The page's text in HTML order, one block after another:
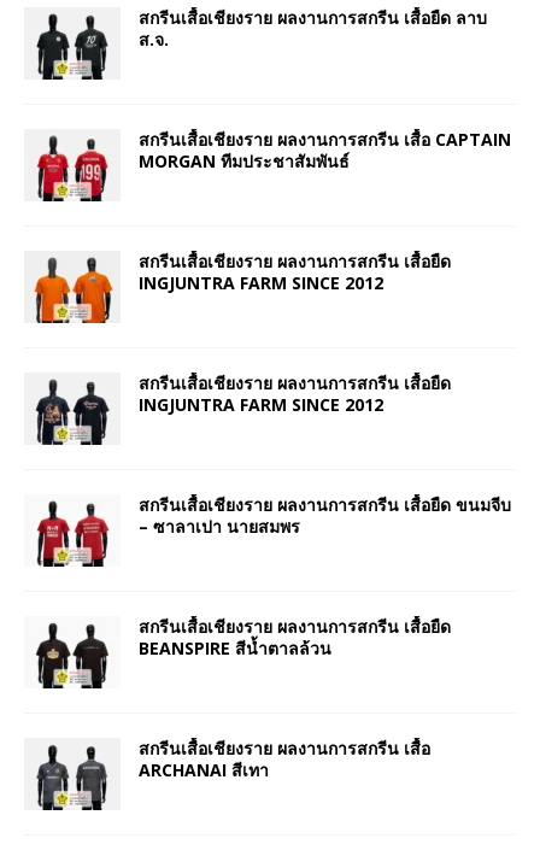
สกรีนเสื้อเชียงราย ผลงานการสกรีน เสื้อยืด ลาบ
ส.จ.
สกรีนเสื้อเชียงราย ผลงานการสกรีน เสื้อ CAPTAIN
MORGAN ทีมประชาสัมพันธ์
สกรีนเสื้อเชียงราย ผลงานการสกรีน เสื้อยืด
INGJUNTRA FARM SINCE 2012
สกรีนเสื้อเชียงราย ผลงานการสกรีน เสื้อยืด
INGJUNTRA FARM SINCE 2012
สกรีนเสื้อเชียงราย ผลงานการสกรีน เสื้อยืด ขนมจีบ
– ซาลาเปา นายสมพร
สกรีนเสื้อเชียงราย ผลงานการสกรีน เสื้อยืด
BEANSPIRE สีน้ำตาลล้วน
สกรีนเสื้อเชียงราย ผลงานการสกรีน เสื้อ
ARCHANAI สีเทา